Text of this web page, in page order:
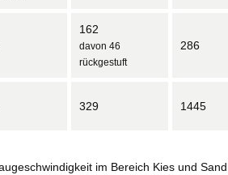
162
davon 46
rückgestuft
286
329 1445
im Bereich Kies und Sand